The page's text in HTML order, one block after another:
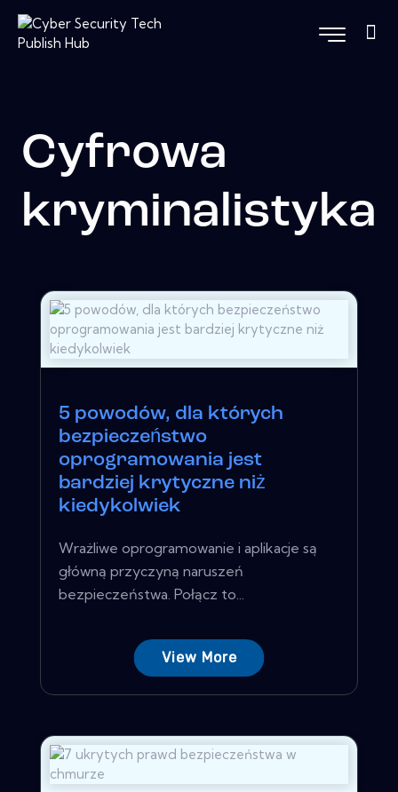
Cyfrowa
kryminalistyka
5 powodów, dla których
bezpieczeństwo
oprogramowania jest
bardziej krytyczne niż
kiedykolwiek
Wrażliwe oprogramowanie i aplikacje są
główną przyczyną naruszeń
bezpieczeństwa. Połącz to...
View More